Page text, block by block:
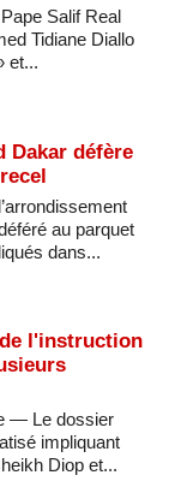
Salif Real
Tidiane Diallo
et...
Dakar défère
au parquet
dans...
l'instruction
— Le dossier
impliquant
Diop et...